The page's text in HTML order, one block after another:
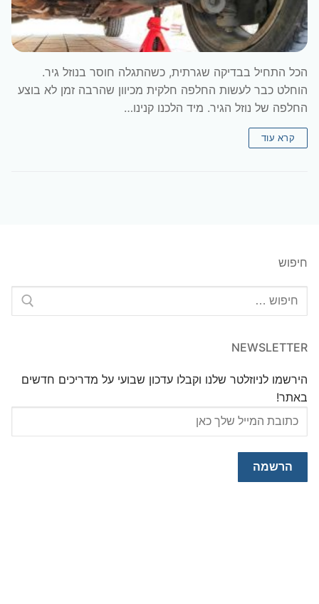
הכל התחיל בבדיקה שגרתית, כשהתגלה חוסר בנוזל גיר.
הוחלט כבר לעשות החלפה חלקית מכיוון שהרבה זמן לא בוצע
החלפה של נוזל הגיר. מיד הלכנו קנינו…
קרא עוד
חיפוש
חפש:
NEWSLETTER
הירשמו לניוזלטר שלנו וקבלו עדכון שבועי על מדריכים חדשים
באתר!